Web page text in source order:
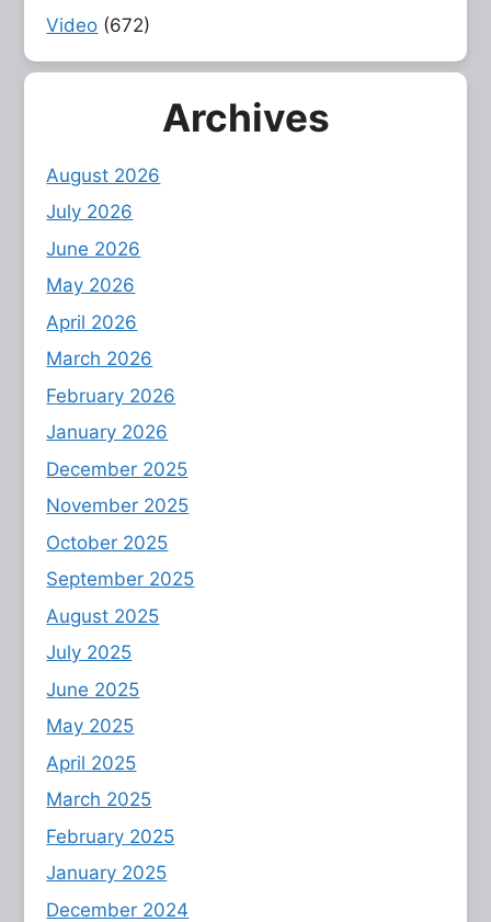
Video (672)
Archives
August 2026
July 2026
June 2026
May 2026
April 2026
March 2026
February 2026
January 2026
December 2025
November 2025
October 2025
September 2025
August 2025
July 2025
June 2025
May 2025
April 2025
March 2025
February 2025
January 2025
December 2024